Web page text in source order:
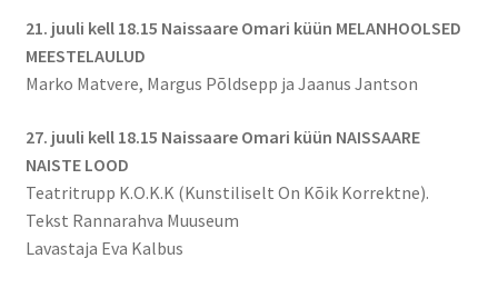
21. juuli kell 18.15 Naissaare Omari küün MELANHOOLSED
MEESTELAULUD
Marko Matvere, Margus Põldsepp ja Jaanus Jantson
27. juuli kell 18.15 Naissaare Omari küün NAISSAARE
NAISTE LOOD
Teatritrupp K.O.K.K (Kunstiliselt On Kõik Korrektne).
Tekst Rannarahva Muuseum
Lavastaja Eva Kalbus